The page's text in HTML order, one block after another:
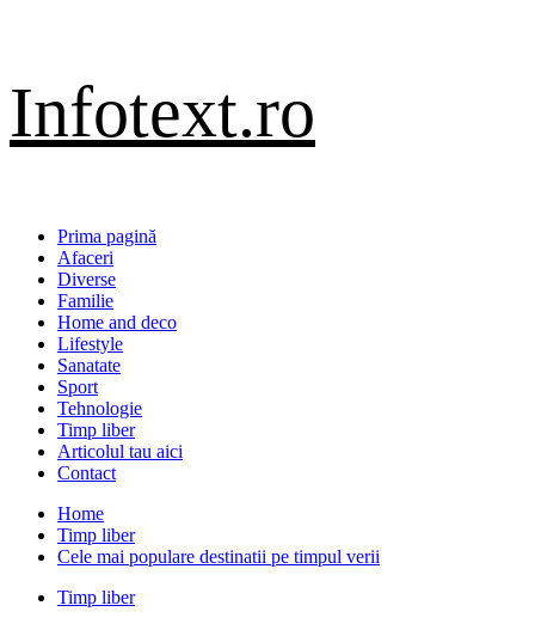
Infotext.ro
Primary
Menu
Prima pagină
Afaceri
Diverse
Familie
Home and deco
Lifestyle
Sanatate
Sport
Tehnologie
Timp liber
Articolul tau aici
Contact
Home
Timp liber
Cele mai populare destinatii pe timpul verii
Timp liber